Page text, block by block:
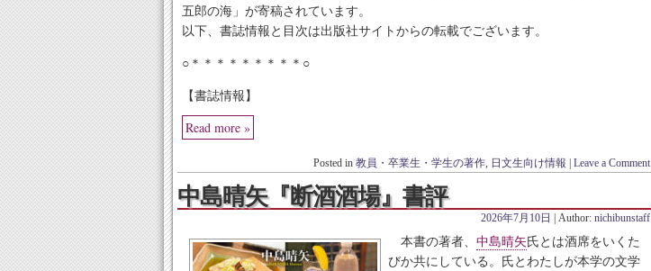
五郎の海」が寄稿されています。
以下、書誌情報と目次は出版社サイトからの転載でございます。
○＊＊＊＊＊＊＊＊＊○
【書誌情報】
Read more »
Posted in 教員・卒業生・学生の著作, 日文生向け情報 Leave a Comment
中島晴矢『断酒酒場』書評
2026年7月10日 | Author: nichibunstaff
本書の著者、 中島晴矢氏とは酒席をいくた
びか共にしている。氏とわたしが本学の文学